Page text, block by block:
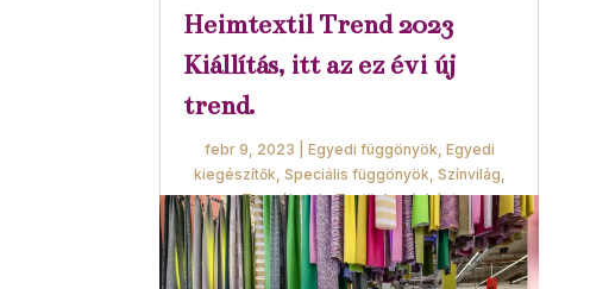
Heimtextil Trend 2023
Kiállítás, itt az ez évi új
trend.
febr 9, 2023 Egyedi függönyök, Egyedi
kiegészítők, Speciális függönyök, Színvilág,
Termékeink,Textilek másként